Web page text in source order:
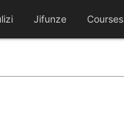
Jifunze Courses